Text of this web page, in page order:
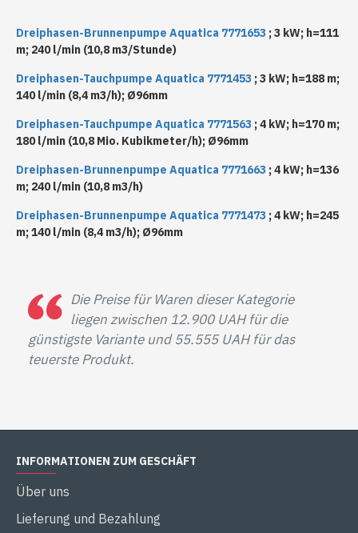
Dreiphasen-Brunnenpumpe Aquatica 7771653 ; 3 kW; h=111
m; 240 l/min (10,8 m3/Stunde)
Dreiphasen-Tauchpumpe Aquatica 7771453 ; 3 kW; h=188 m;
140 l/min (8,4 m3/h); Ø96mm
Dreiphasen-Tauchpumpe Aquatica 7771563 ; 4 kW; h=170 m;
180 l/min (10,8 Mio. Kubikmeter/h); Ø96mm
Dreiphasen-Brunnenpumpe Aquatica 7771663 ; 4 kW; h=136
m; 240 l/min (10,8 m3/h)
Dreiphasen-Brunnenpumpe Aquatica 7771473 ; 4 kW; h=245
m; 140 l/min (8,4 m3/h); Ø96mm
Die Preise für Waren dieser Kategorie
liegen zwischen 12.900 UAH für die
günstigste Variante und 55.555 UAH für das
teuerste Produkt.
INFORMATIONEN ZUM GESCHÄFT
Über uns
Lieferung und Bezahlung